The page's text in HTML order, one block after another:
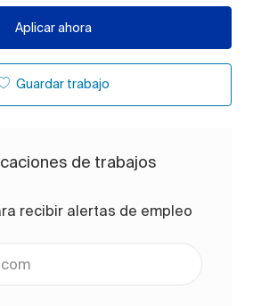
Aplicar ahora
Guardar trabajo
de trabajos
recibir alertas de empleo
de correo electrónico